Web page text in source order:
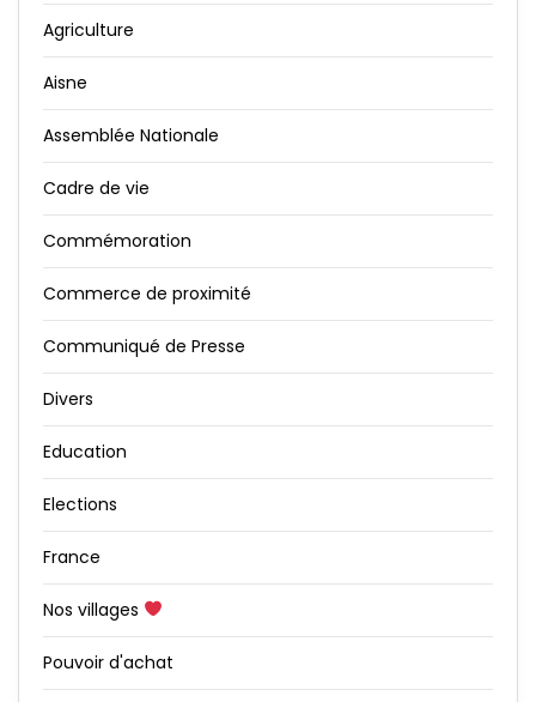
Agriculture
Aisne
Assemblée Nationale
Cadre de vie
Commémoration
Commerce de proximité
Communiqué de Presse
Divers
Education
Elections
France
Nos villages
Pouvoir d'achat